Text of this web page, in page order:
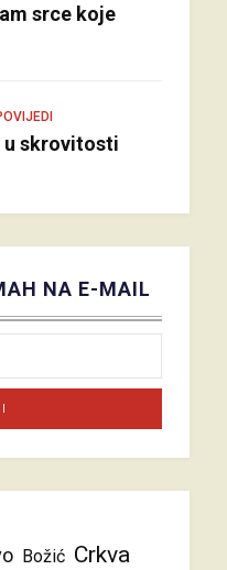
srce koje
u skrovitosti
NA E-MAIL
Božić Crkva